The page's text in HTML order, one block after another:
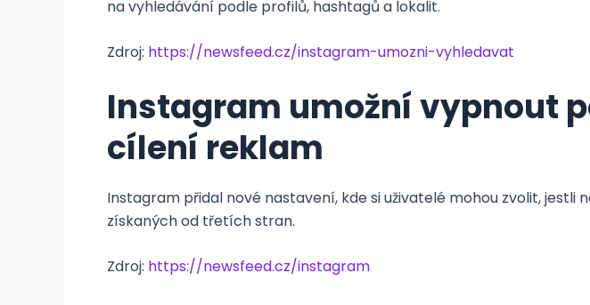
na vyhledávání podle profilů, hashtagů a lokalit.
Zdroj: https://newsfeed.cz/instagram-umozni-vyhledavat
Instagram umožní vypnout
cílení reklam
Instagram přidal nové nastavení, kde si uživatelé mohou zvolit,
získaných od třetích stran.
Zdroj: https://newsfeed.cz/instagram